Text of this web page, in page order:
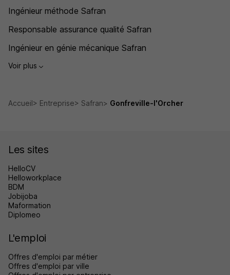
Ingénieur méthode Safran
Responsable assurance qualité Safran
Ingénieur en génie mécanique Safran
Voir plus
Accueil Entreprise Safran Gonfreville-l'Orcher
Les sites
HelloCV
Helloworkplace
BDM
Jobijoba
Maformation
Diplomeo
L'emploi
Offres d'emploi par métier
Offres d'emploi par ville